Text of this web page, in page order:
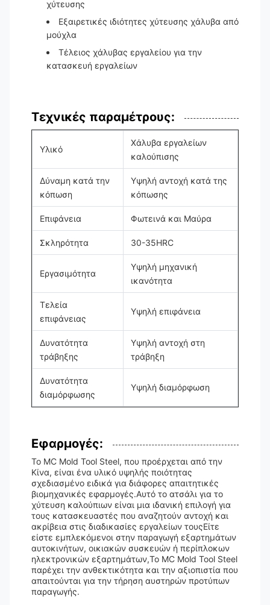
χύτευσης
Εξαιρετικές ιδιότητες χύτευσης χάλυβα από
μούχλα
Τέλειος χάλυβας εργαλείου για την
κατασκευή εργαλείων
Τεχνικές παραμέτρους:
Υλικό
Χάλυβα εργαλείων
καλούπισης
Δύναμη κατά την
κόπωση
Υψηλή αντοχή κατά της
κόπωσης
Επιφάνεια Φωτεινά και Μαύρα
Σκληρότητα 30-35HRC
Εργασιμότητα
Υψηλή μηχανική
ικανότητα
Τελεία
επιφάνειας
Υψηλή επιφάνεια
Δυνατότητα
τράβηξης
Υψηλή αντοχή στη
τράβηξη
Δυνατότητα
διαμόρφωσης
Υψηλή διαμόρφωση
Εφαρμογές:
Το MC Mold Tool Steel, που προέρχεται από την
Κίνα, είναι ένα υλικό υψηλής ποιότητας
σχεδιασμένο ειδικά για διάφορες απαιτητικές
βιομηχανικές εφαρμογές.Αυτό το ατσάλι για το
χύτευση καλούπιων είναι μια ιδανική επιλογή για
τους κατασκευαστές που αναζητούν αντοχή και
ακρίβεια στις διαδικασίες εργαλείων τουςΕίτε
είστε εμπλεκόμενοι στην παραγωγή εξαρτημάτων
αυτοκινήτων, οικιακών συσκευών ή περίπλοκων
ηλεκτρονικών εξαρτημάτων,Το MC Mold Tool Steel
παρέχει την ανθεκτικότητα και την αξιοπιστία που
απαιτούνται για την τήρηση αυστηρών προτύπων
παραγωγής.